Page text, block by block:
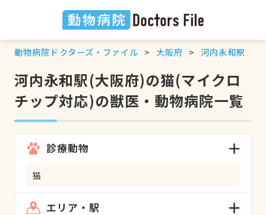
動物病院ドクターズ・ファイル 大阪府 河内永和駅
河内永和駅(大阪府)の猫(マイクロ
チップ対応)の獣医・動物病院一覧
診療動物
猫
エリア・駅